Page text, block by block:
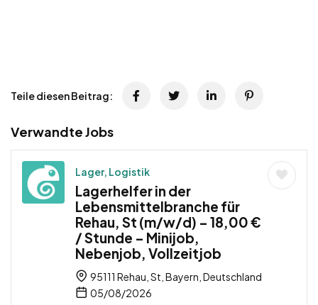
Teile diesen Beitrag:
Verwandte Jobs
Lager, Logistik
Lagerhelfer in der
Lebensmittelbranche für
Rehau, St (m/w/d) – 18,00 €
/ Stunde – Minijob,
Nebenjob, Vollzeitjob
95111 Rehau, St, Bayern, Deutschland
05/08/2026